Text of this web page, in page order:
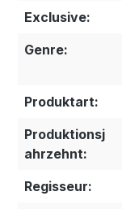
Exclusive:
Genre:
Produktart:
Produktionsj
ahrzehnt:
Regisseur: